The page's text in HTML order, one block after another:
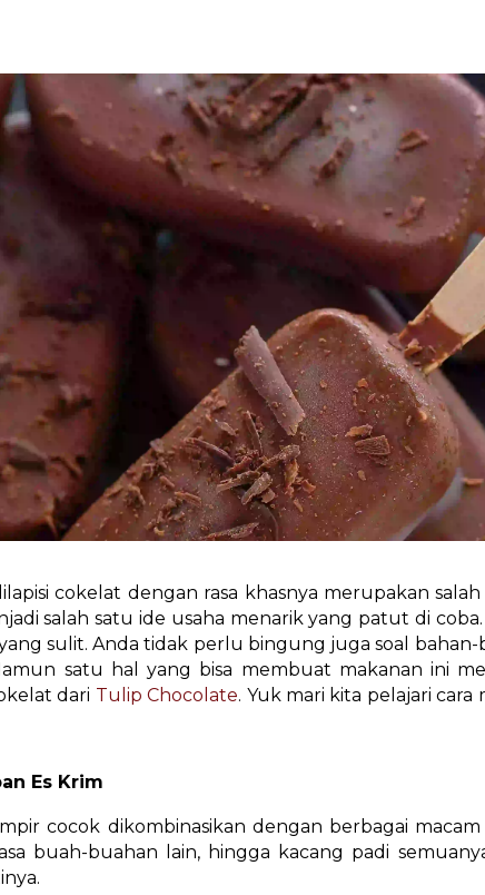
cokelat dengan rasa khasnya merupakan
salah satu ide usaha menarik yang patut di
sulit. Anda tidak perlu bingung juga soal bahan-
satu hal yang bisa membuat makanan ini
dari Tulip Chocolate. Yuk mari kita pelajari
Es Krim
cocok dikombinasikan dengan berbagai
buah-buahan lain, hingga kacang padi